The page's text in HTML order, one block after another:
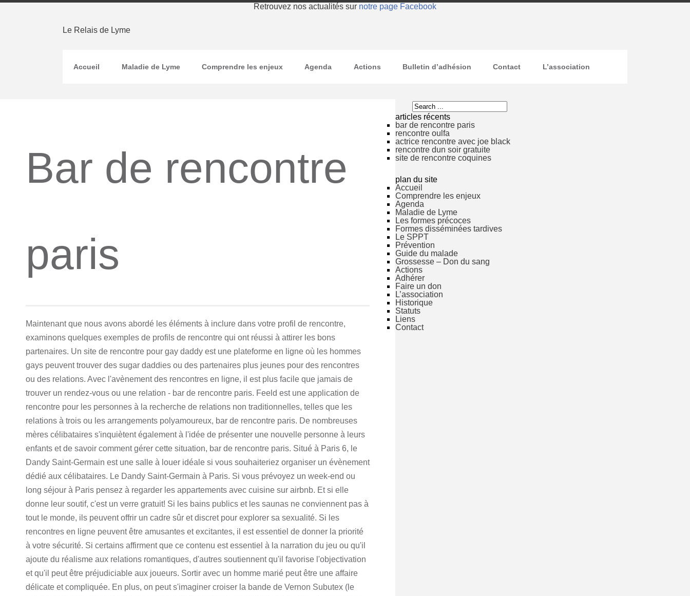
Retrouvez nos actualités sur notre page Facebook
Le Relais de Lyme
Accueil Maladie de Lyme Comprendre les enjeux Agenda Actions Bulletin d’adhésion Contact L’association
Bar de rencontre
paris
Maintenant que nous avons abordé les éléments à inclure dans votre profil de rencontre,
examinons quelques exemples de profils de rencontre qui ont réussi à attirer les bons
partenaires. Un site de rencontre pour gay daddy est une plateforme en ligne où les hommes
gays peuvent trouver des sugar daddies ou des partenaires plus jeunes pour des rencontres
ou des relations. Avec l'avènement des rencontres en ligne, il est plus facile que jamais de
trouver un rendez-vous ou une relation - bar de rencontre paris. Feeld est une application de
rencontre pour les personnes à la recherche de relations non traditionnelles, telles que les
relations à trois ou les arrangements polyamoureux, bar de rencontre paris. De nombreuses
mères célibataires s'inquiètent également à l'idée de présenter une nouvelle personne à leurs
enfants et de savoir comment gérer cette situation, bar de rencontre paris. Situé à Paris 6, le
Dandy Saint-Germain est une salle à louer idéale si vous souhaiteriez organiser un évènement
dédié aux célibataires. Le Dandy Saint-Germain à Paris. Si vous prévoyez un week-end ou
long séjour à Paris pensez à regarder les appartements avec cuisine sur airbnb. Et si elle
donne leur soutif, c'est un verre gratuit! Si les bains publics et les saunas ne conviennent pas à
tout le monde, ils peuvent offrir un cadre sûr et discret pour explorer sa sexualité. Si les
rencontres en ligne peuvent être amusantes et excitantes, il est essentiel de donner la priorité
à votre sécurité. Si certains affirment que ce contenu est essentiel à la narration du jeu ou qu'il
ajoute du réalisme aux relations romantiques, d'autres soutiennent qu'il favorise l'objectivation
et qu'il peut être préjudiciable aux joueurs. Sortir avec un homme marié peut être une affaire
délicate et compliquée. En plus, on peut s'imaginer croiser la bande de Vernon Subutex (le
articles récents
bar de rencontre paris
rencontre oulfa
actrice rencontre avec joe black
rencontre dun soir gratuite
site de rencontre coquines
plan du site
Accueil
Comprendre les enjeux
Agenda
Maladie de Lyme
Les formes précoces
Formes disséminées tardives
Le SPPT
Prévention
Guide du malade
Grossesse – Don du sang
Actions
Adhérer
Faire un don
L’association
Historique
Statuts
Liens
Contact